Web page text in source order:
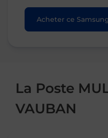
Acheter ce
La Poste
VAUBAN